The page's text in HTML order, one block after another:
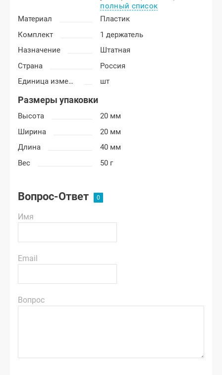
полный список
Материал
Пластик
Комплект
1 держатель
Назначение
Штатная
Страна
Россия
Единица измерения
шт
Размеры упаковки
Высота
20 мм
Ширина
20 мм
Длина
40 мм
Вес
50 г
Вопрос-Ответ
Имя
Email
Вопрос